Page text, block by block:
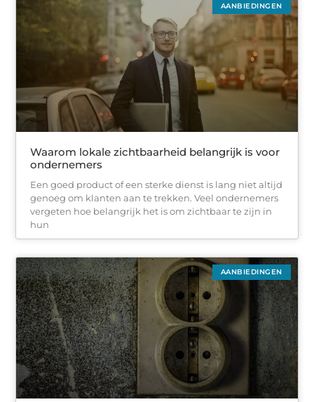
AANBIEDINGEN
Waarom lokale zichtbaarheid belangrijk is voor
ondernemers
Een goed product of een sterke dienst is lang niet altijd
genoeg om klanten aan te trekken. Veel ondernemers
vergeten hoe belangrijk het is om zichtbaar te zijn in
hun
AANBIEDINGEN